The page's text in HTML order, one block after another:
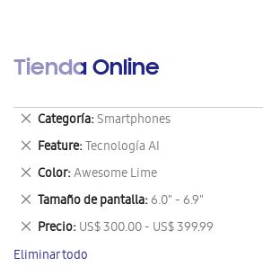
Tienda Online
Categoría Smartphones
Eliminar
este
artículo
Feature Tecnología AI
Eliminar
este
artículo
Color Awesome Lime
Eliminar
este
artículo
Tamaño de pantalla 6.0" - 6.9"
Eliminar
este
artículo
Precio US$ 300.00 - US$ 399.99
Eliminar
este
artículo
Eliminar todo